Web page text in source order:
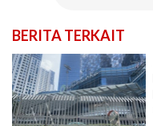
BERITA TERKAIT